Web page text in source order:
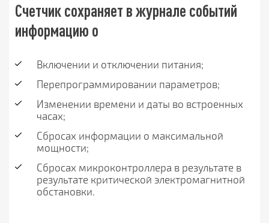
Счетчик сохраняет в журнале событий
информацию о
Включении и отключении питания;
Перепрограммировании параметров;
Изменении времени и даты во встроенных
часах;
Сбросах информации о максимальной
мощности;
Сбросах микроконтроллера в результате в
результате критической электромагнитной
обстановки.